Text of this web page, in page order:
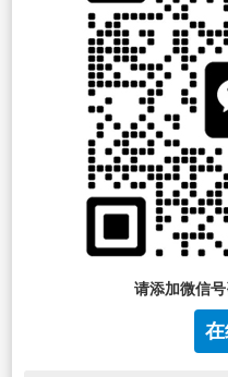
请添加微信号
在